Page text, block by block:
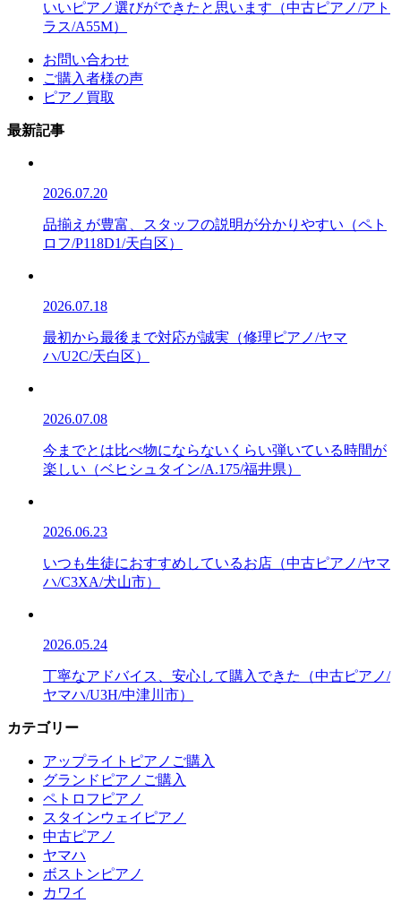
いいピアノ選びができたと思います（中古ピアノ/アト
ラス/A55M）
お問い合わせ
ご購入者様の声
ピアノ買取
最新記事
2026.07.20
品揃えが豊富、スタッフの説明が分かりやすい（ペト
ロフ/P118D1/天白区）
2026.07.18
最初から最後まで対応が誠実（修理ピアノ/ヤマ
ハ/U2C/天白区）
2026.07.08
今までとは比べ物にならないくらい弾いている時間が
楽しい（ベヒシュタイン/A.175/福井県）
2026.06.23
いつも生徒におすすめしているお店（中古ピアノ/ヤマ
ハ/C3XA/犬山市）
2026.05.24
丁寧なアドバイス、安心して購入できた（中古ピアノ/
ヤマハ/U3H/中津川市）
カテゴリー
アップライトピアノご購入
グランドピアノご購入
ペトロフピアノ
スタインウェイピアノ
中古ピアノ
ヤマハ
ボストンピアノ
カワイ